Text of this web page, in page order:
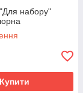
набору"
Купити